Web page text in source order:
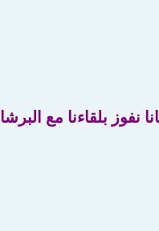
بلقاءنا مع البرشا